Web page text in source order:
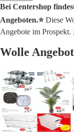
Bei Centershop
Angeboten.⭐️Diese
Angebote im Prospekt.
Wolle